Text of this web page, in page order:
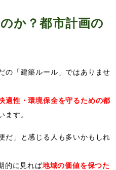
か？都市計画の
の「建築ルール」ではありませ
適性・環境保全を守るための都
ます。
だ」と感じる人も多いかもしれ
的に見れば地域の価値を保つた